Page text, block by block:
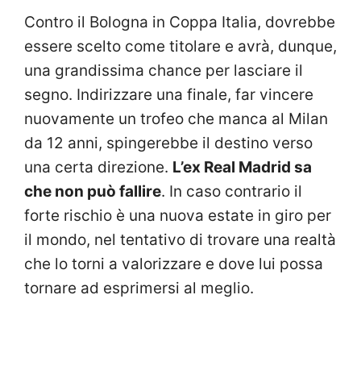
Contro il Bologna in Coppa Italia, dovrebbe
essere scelto come titolare e avrà, dunque,
una grandissima chance per lasciare il
segno. Indirizzare una finale, far vincere
nuovamente un trofeo che manca al Milan
da 12 anni, spingerebbe il destino verso
una certa direzione. L’ex Real Madrid sa
che non può fallire. In caso contrario il
forte rischio è una nuova estate in giro per
il mondo, nel tentativo di trovare una realtà
che lo torni a valorizzare e dove lui possa
tornare ad esprimersi al meglio.